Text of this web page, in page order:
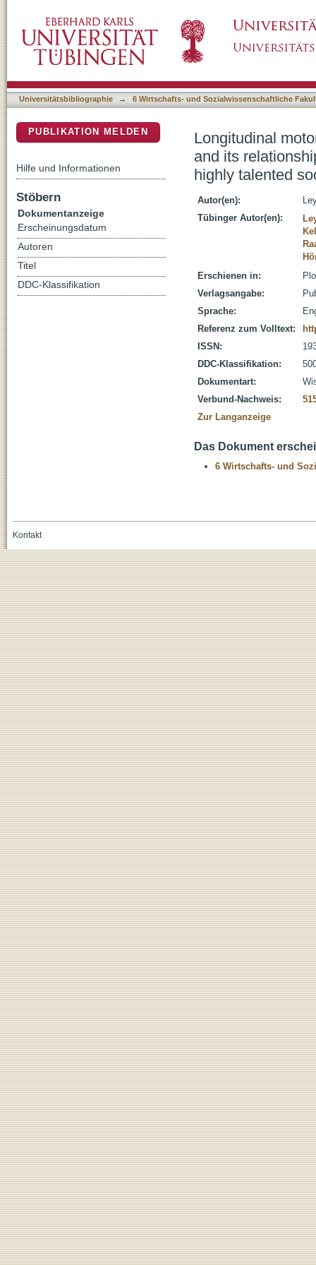
success: An 8-year prospective study of
Universitätsbibliographie → 6 Wirtschafts- und Sozialwissenschaftliche
Longitudinal
and its
highly talented
Autor(en):
Tübinger Autor(en):
Erschienen in:
Verlagsangabe:
Sprache:
Referenz zum Volltext:
ISSN:
DDC-Klassifikation:
Dokumentart:
Verbund-Nachweis:
Zur Langanzeige
Das Dokument
6 Wirtschafts- und
PUBLIKATION MELDEN
Hilfe und Informationen
Stöbern
Dokumentanzeige
Erscheinungsdatum
Autoren
Titel
DDC-Klassifikation
Kontakt